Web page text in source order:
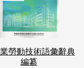
勞動技術語彙辭典
編纂